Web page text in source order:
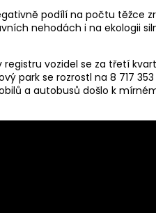
podílí na počtu těžce
nehodách i na ekologii
vozidel se za třetí
park se rozrostl na 8 717
a autobusů došlo k